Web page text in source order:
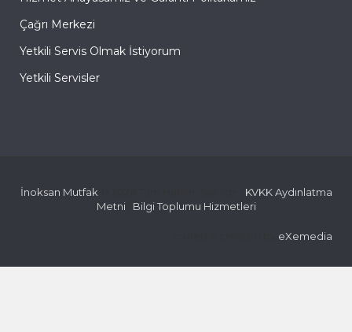
Çağrı Merkezi
Yetkili Servis Olmak İstiyorum
Yetkili Servisler
İnoksan Mutfak
KVKK Aydınlatma
Metni| Bilgi Toplumu Hizmetleri
eXemedia